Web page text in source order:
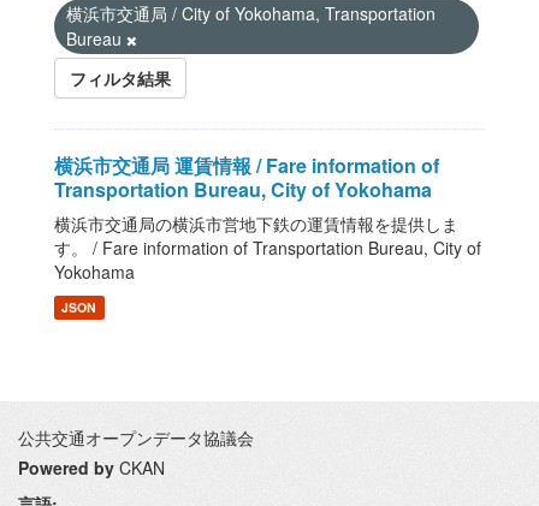
横浜市交通局 / City of Yokohama, Transportation
Bureau
フィルタ結果
横浜市交通局 運賃情報 / Fare information of
Transportation Bureau, City of Yokohama
横浜市交通局の横浜市営地下鉄の運賃情報を提供しま
す。 / Fare information of Transportation Bureau, City of
Yokohama
JSON
公共交通オープンデータ協議会
Powered by CKAN